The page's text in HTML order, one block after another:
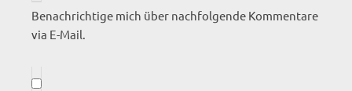
Benachrichtige mich über nachfolgende Kommentare
via E-Mail.